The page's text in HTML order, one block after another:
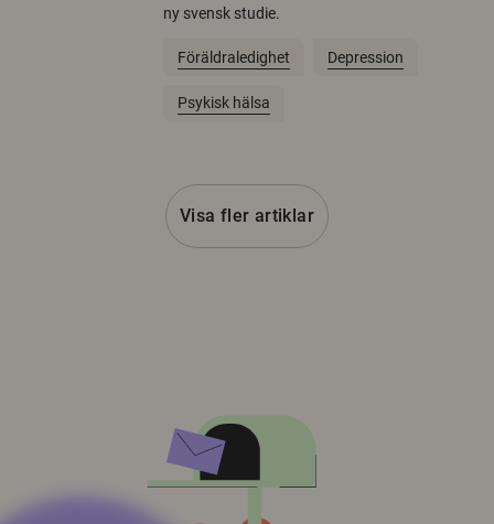
ny svensk studie.
Föräldraledighet Depression
Psykisk hälsa
Visa fler artiklar